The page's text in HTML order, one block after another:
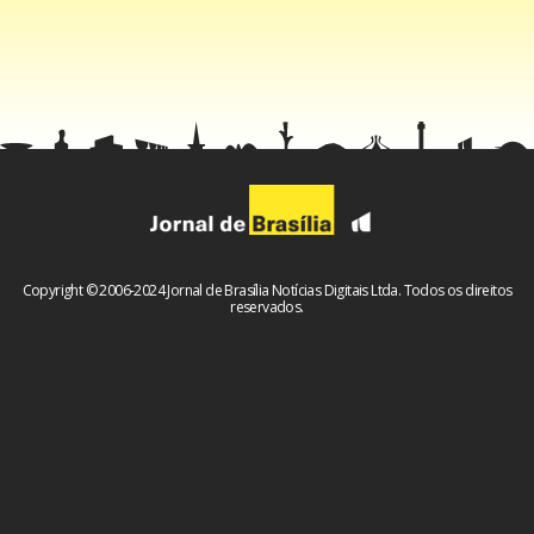
fonoaudiologia e neurologia, a família comemora os
Copyright © 2006-2024 Jornal de Brasília Notícias Digitais Ltda. Todos os direitos
reservados.